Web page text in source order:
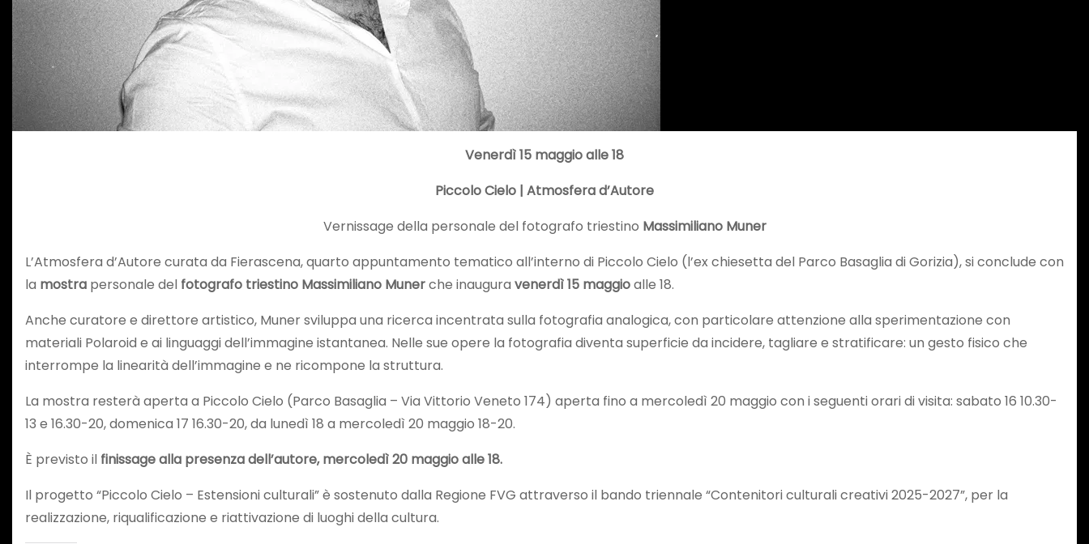
Venerdì 15 maggio alle 18
Piccolo Cielo | Atmosfera d’Autore
Vernissage della personale del fotografo triestino Massimiliano Muner
L’Atmosfera d’Autore curata da Fierascena, quarto appuntamento tematico all’interno di Piccolo Cielo (l’ex chiesetta del Parco Basaglia di Gorizia), si conclude con
la mostra personale del fotografo triestino Massimiliano Munerche inaugura venerdì 15 maggioalle 18.
Anche curatore e direttore artistico, Muner sviluppa una ricerca incentrata sulla fotografia analogica, con particolare attenzione alla sperimentazione con
materiali Polaroid e ai linguaggi dell’immagine istantanea. Nelle sue opere la fotografia diventa superficie da incidere, tagliare e stratificare: un gesto fisico che
interrompe la linearità dell’immagine e ne ricompone la struttura.
La mostra resterà aperta a Piccolo Cielo (Parco Basaglia – Via Vittorio Veneto 174) aperta fino a mercoledì 20 maggio con i seguenti orari di visita: sabato 16 10.30-
13 e 16.30-20, domenica 17 16.30-20, da lunedì 18 a mercoledì 20 maggio 18-20.
È previsto il finissage alla presenza dell’autore, mercoledì 20 maggio alle 18.
Il progetto “Piccolo Cielo – Estensioni culturali” è sostenuto dalla Regione FVG attraverso il bando triennale “Contenitori culturali creativi 2025-2027”, per la
realizzazione, riqualificazione e riattivazione di luoghi della cultura.